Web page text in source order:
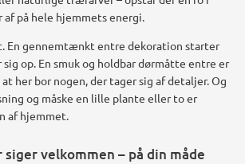
på hele hjemmets energi.
En gennemtænkt entre dekoration starter
sig op. En smuk og holdbar dørmåtte entre er
her bor nogen, der tager sig af detaljer. Og
og måske en lille plante eller to er
af hjemmet.
velkommen – på din måde